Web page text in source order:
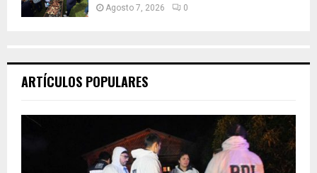
Agosto 7, 2026 0
ARTÍCULOS POPULARES